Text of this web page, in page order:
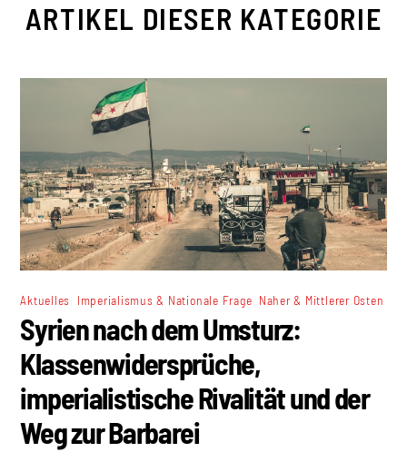
ARTIKEL DIESER KATEGORIE
Aktuelles Imperialismus & Nationale Frage Naher & Mittlerer Osten
Syrien nach dem Umsturz:
Klassenwidersprüche,
imperialistische Rivalität und der
Weg zur Barbarei